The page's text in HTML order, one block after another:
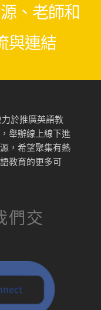
、老師和
與連結
於推廣英語教
舉辦線上線下進
，希望聚集有熱
教育的更多可
們交